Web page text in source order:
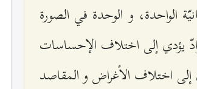
الواحدة، و الوحدة في الصورة
يؤدي إلى اختلاف الإحساسات
إلى اختلاف الأغراض و المقاصد